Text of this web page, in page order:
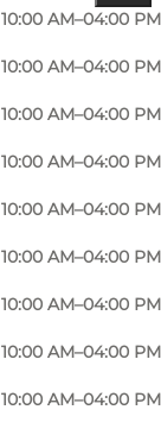
10:00 AM–04:00 PM
10:00 AM–04:00 PM
10:00 AM–04:00 PM
10:00 AM–04:00 PM
10:00 AM–04:00 PM
10:00 AM–04:00 PM
10:00 AM–04:00 PM
10:00 AM–04:00 PM
10:00 AM–04:00 PM